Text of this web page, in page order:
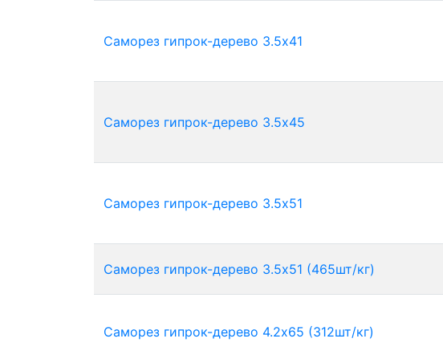
Саморез гипрок-дерево 3.5х41
Саморез гипрок-дерево 3.5х45
Саморез гипрок-дерево 3.5х51
Саморез гипрок-дерево 3.5х51 (465шт/кг)
Саморез гипрок-дерево 4.2х65 (312шт/кг)